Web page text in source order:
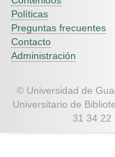
Políticas
Preguntas frecuentes
Contacto
Administración
© Universidad de
Universitario de
31 34 22